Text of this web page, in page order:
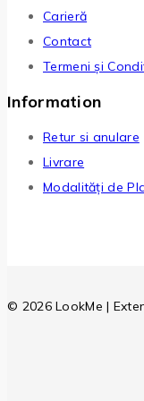
Carieră
Contact
Termeni și
Information
Retur si anulare
Livrare
Modalități de
© 2026 LookMe |